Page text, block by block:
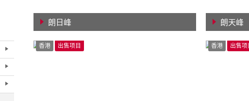
朗日峰 朗天峰
香港 出售项目 香港 出售项